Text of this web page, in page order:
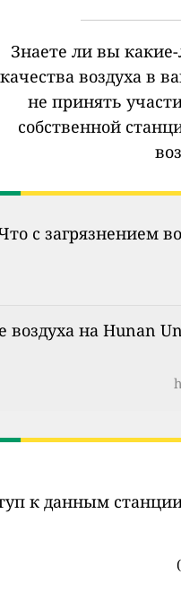
Знаете ли вы
качества воздуха в
не принять
собственной
с загрязнением
воздуха на Hunan
к данным
(